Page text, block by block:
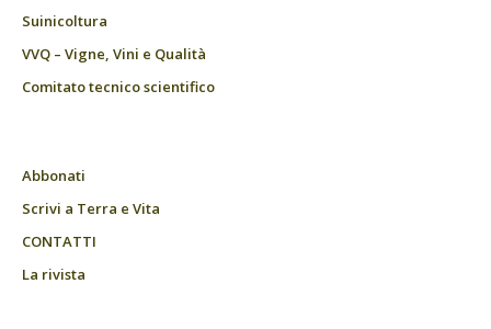
Suinicoltura
VVQ – Vigne, Vini e Qualità
Comitato tecnico scientifico
Abbonati
Scrivi a Terra e Vita
CONTATTI
La rivista